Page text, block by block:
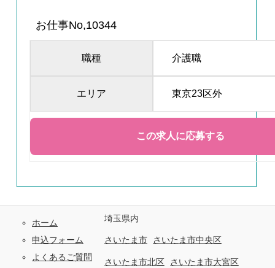
お仕事No,10344
職種 介護職
エリア 東京23区外
ホーム
申込フォーム
よくあるご質問
埼玉県内
さいたま市 さいたま市中央区
さいたま市北区 さいたま市大宮区